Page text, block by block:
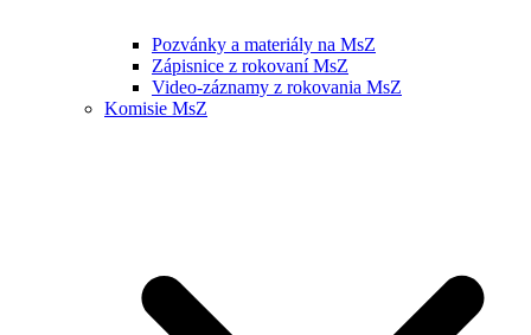
Pozvánky a materiály na MsZ
Zápisnice z rokovaní MsZ
Video-záznamy z rokovania MsZ
Komisie MsZ